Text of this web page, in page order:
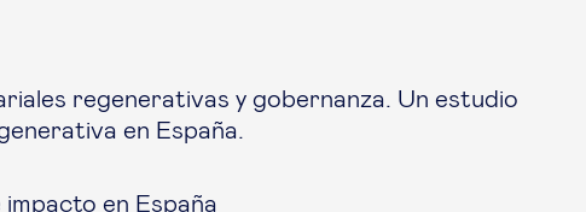
regenerativas y gobernanza. Un estudio
en España.
en España